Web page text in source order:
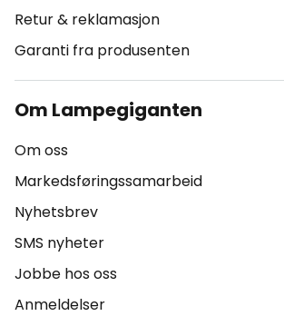
Retur & reklamasjon
Garanti fra produsenten
Om Lampegiganten
Om oss
Markedsføringssamarbeid
Nyhetsbrev
SMS nyheter
Jobbe hos oss
Anmeldelser